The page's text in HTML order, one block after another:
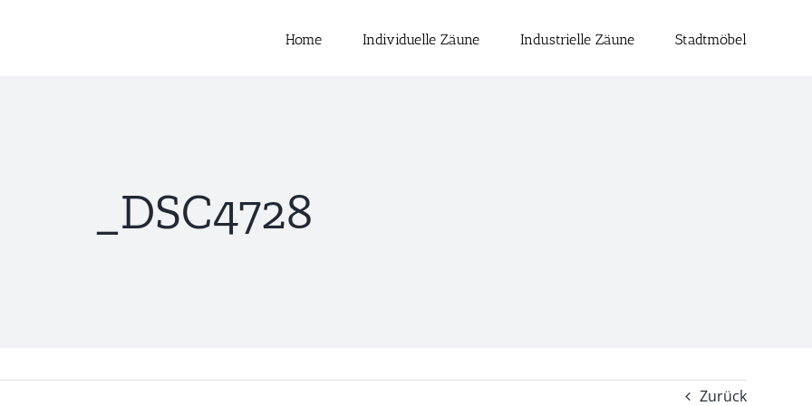
Home Individuelle Zäune Industrielle Zäune Stadtmöbel
_DSC4728
Zurück